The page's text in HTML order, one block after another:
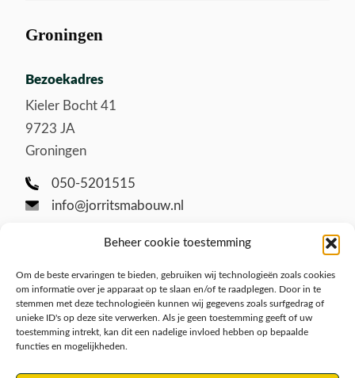
Beheer cookie toestemming
Om de beste ervaringen te bieden, gebruiken wij technologieën zoals cookies
om informatie over je apparaat op te slaan en/of te raadplegen. Door in te
stemmen met deze technologieën kunnen wij gegevens zoals surfgedrag of
unieke ID's op deze site verwerken. Als je geen toestemming geeft of uw
toestemming intrekt, kan dit een nadelige invloed hebben op bepaalde
functies en mogelijkheden.
Groningen
Bezoekadres
Kieler Bocht 41
9723 JA
Groningen
050-5201515
info@jorritsmabouw.nl